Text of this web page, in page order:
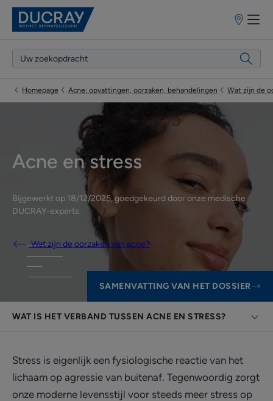
Homepage Acne: opvattingen, oorzaken, behandelingen Wat zijn de
Acne en stress
Bijgewerkt op 18/12/2025, goedgekeurd dooronze medische
DUCRAY-experts.
Wat zijn de oorzaken van acne?
SAMENVATTING VAN HET DOSSIER
WAT IS HET VERBAND TUSSEN ACNE EN STRESS?
Stress is eigenlijk een fysiologische reactie van het
lichaam op agressie van buitenaf. Tegenwoordig zorgt
onze moderne levensstijl voor steeds meer stress op